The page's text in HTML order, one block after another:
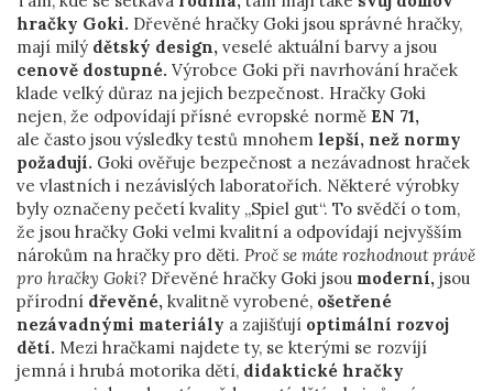
hračky Goki. Dřevěné hračky Goki jsou správné hračky,
mají milý dětský design, veselé aktuální barvy a jsou
cenově dostupné. Výrobce Goki při navrhování hraček
klade velký důraz na jejich bezpečnost. Hračky Goki
nejen, že odpovídají přísné evropské normě EN 71,
ale často jsou výsledky testů mnohem lepší, než normy
požadují. Goki ověřuje bezpečnost a nezávadnost hraček
ve vlastních i nezávislých laboratořích. Některé výrobky
byly označeny pečetí kvality „Spiel gut“. To svědčí o tom,
že jsou hračky Goki velmi kvalitní a odpovídají nejvyšším
nárokům na hračky pro děti. Proč se máte rozhodnout právě
pro hračky Goki? Dřevěné hračky Goki jsou moderní, jsou
přírodní dřevěné, kvalitně vyrobené, ošetřené
nezávadnými materiály a zajišťují optimální rozvoj
dětí. Mezi hračkami najdete ty, se kterými se rozvíjí
jemná i hrubá motorika dětí, didaktické hračky